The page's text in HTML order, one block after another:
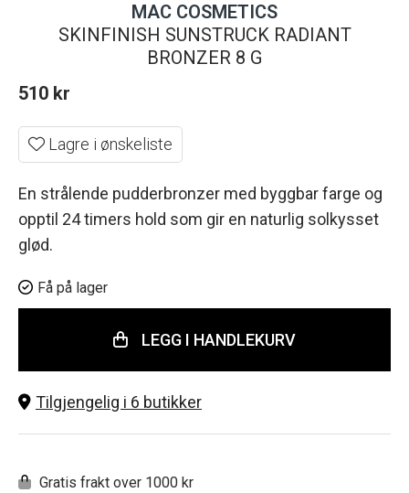
MAC COSMETICS
SKINFINISH SUNSTRUCK RADIANT
BRONZER 8 G
510 kr
Lagre i ønskeliste
En strålende pudderbronzer med byggbar farge og
opptil 24 timers hold som gir en naturlig solkysset
glød.
Få på lager
LEGG I HANDLEKURV
Tilgjengelig i 6 butikker
Gratis frakt over 1000 kr